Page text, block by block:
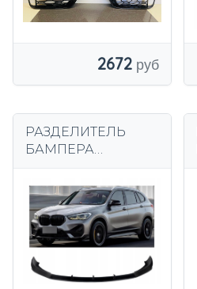
2672
РАЗДЕЛИТЕЛЬ
БАМПЕРА
BMW BMW F48 F49
X1 CARBON